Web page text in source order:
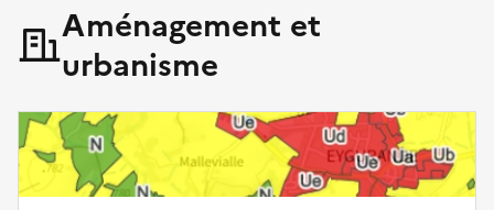
Aménagement et
urbanisme